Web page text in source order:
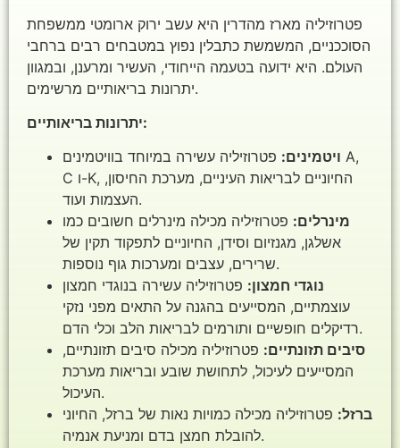
פטרוזיליה מארז מהדרין היא עשב ירוק ארומטי ממשפחת
הסוככניים, המשמשת כתבלין נפוץ במטבחים רבים ברחבי
העולם. היא ידועה בטעמה הייחודי, העשיר ומרענן, ובמגוון
יתרונות בריאותיים מרשימים.
יתרונות בריאותיים:
ויטמינים: פטרוזיליה עשירה במיוחד בוויטמינים A,
C ו-K, החיוניים לבריאות העיניים, מערכת החיסון,
העצמות ועוד.
מינרלים: פטרוזיליה מכילה מינרלים חשובים כמו
אשלגן, מגנזיום וסידן, החיוניים לתפקוד תקין של
שרירים, עצבים ומערכות גוף נוספות.
נוגדי חמצון: פטרוזיליה עשירה בנוגדי חמצון
עוצמתיים, המסייעים בהגנה על התאים מפני נזקי
רדיקלים חופשיים ותורמים לבריאות הלב וכלי הדם.
סיבים תזונתיים: פטרוזיליה מכילה סיבים תזונתיים,
המסייעים לעיכול, לתחושת שובע ובריאות מערכת
העיכול.
ברזל: פטרוזיליה מכילה כמויות נאות של ברזל, החיוני
להובלת חמצן בדם ומניעת אנמיה.